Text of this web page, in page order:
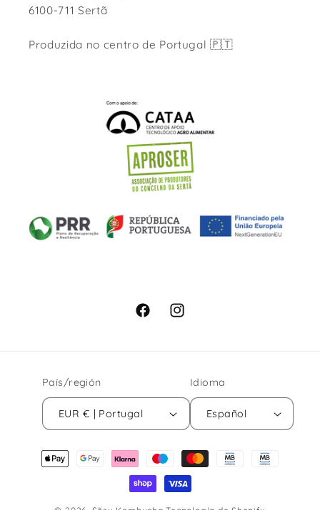
6100-711 Sertã
Produzida no centro de Portugal 🇵🇹
FacebookInstagram
País/región
EUR € | Portugal
Idioma
Español
Formas